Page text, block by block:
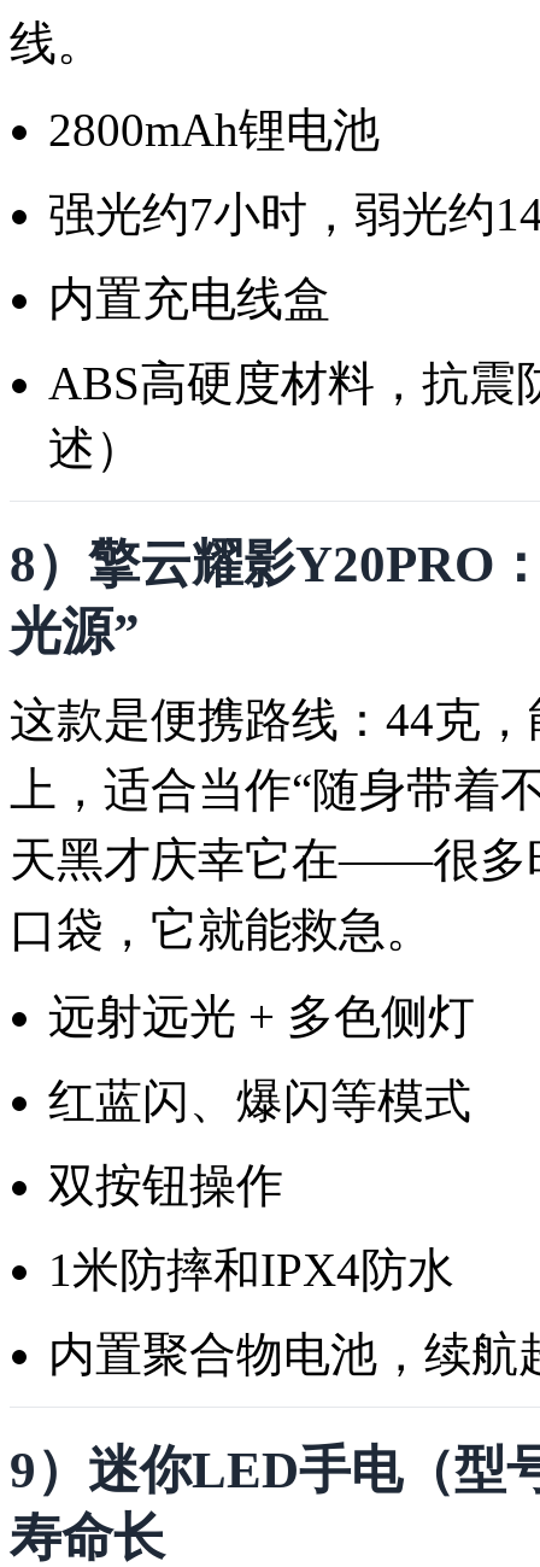
线。
2800mAh锂电池
强光约7小时，弱光约
内置充电线盒
ABS高硬度材料，抗震
述）
8）擎云耀影Y20PRO
光源”
这款是便携路线：44克
上，适合当作“随身带着
天黑才庆幸它在——很多
口袋，它就能救急。
远射远光 + 多色侧灯
红蓝闪、爆闪等模式
双按钮操作
1米防摔和IPX4防水
内置聚合物电池，续航
9）迷你LED手电（型
寿命长